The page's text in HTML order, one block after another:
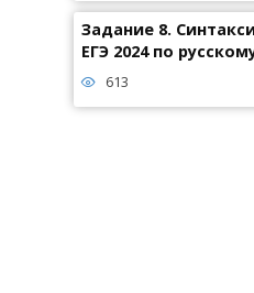
Задание 8.
ЕГЭ 2024 по
613